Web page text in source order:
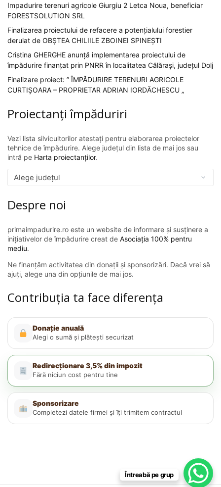
Impadurire terenuri agricole Giurgiu 2 Letca Noua, beneficiar
FORESTSOLUTION SRL
Finalizarea proiectului de refacere a potențialului forestier
derulat de OBȘTEA CHILIILE ZBOINEI SPINEȘTI
Cristina GHERGHE anunță implementarea proiectului de
împădurire finanțat prin PNRR în localitatea Călărași, județul Dolj
Finalizare proiect: ” ÎMPĂDURIRE TERENURI AGRICOLE
CURTIȘOARA – PROPRIETAR ADRIAN IORDĂCHESCU „
Proiectanți împăduriri
Vezi lista silvicultorilor atestați pentru elaborarea proiectelor
tehnice de împădurire. Alege județul din lista de mai jos sau
intră pe Harta proiectanților.
Despre noi
primaimpadurire.ro este un website de informare și susținere a
inițiativelor de împădurire creat de Asociația 100% pentru
mediu.
Ne finanțăm activitatea din donații și sponsorizări. Dacă vrei să
ajuți, alege una din opțiunile de mai jos.
Contribuția ta face diferența
Donație anuală
Alegi o sumă și plătești securizat
Redirecționare 3,5% din impozit
Fără niciun cost pentru tine
Sponsorizare
Completezi datele firmei și îți trimitem contractul
Întreabă pe grup